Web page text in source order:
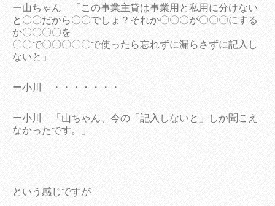
ー山ちゃん 「この事業主貸は事業用と私用に分けない
と〇〇だから〇〇でしょ？それか〇〇〇が〇〇〇にする
か〇〇〇〇を
〇〇で〇〇〇〇〇で使ったら忘れずに漏らさずに記入し
ないと」
ー小川 ・・・・・・・
ー小川 「山ちゃん、今の「記入しないと」しか聞こえ
なかったです。」
という感じですが